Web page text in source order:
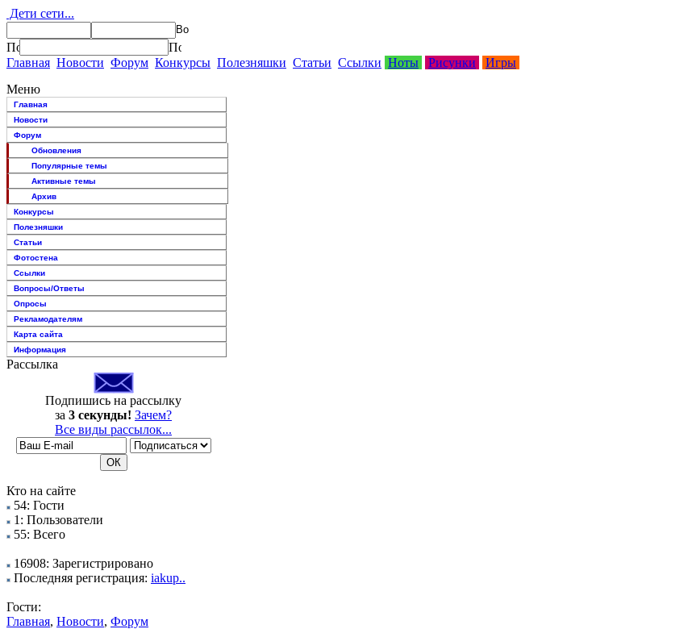
Дети сети...
Главная Новости Форум Конкурсы Полезняшки Статьи Ссылки Ноты Рисунки
Игры
Меню
Главная
Новости
Форум
Обновления
Популярные темы
Активные темы
Архив
Конкурсы
Полезняшки
Статьи
Фотостена
Ссылки
Вопросы/Ответы
Опросы
Рекламодателям
Карта сайта
Информация
Рассылка
Подпишись на рассылку
за 3 секунды! Зачем?
Все виды рассылок...
Кто на сайте
54: Гости
1: Пользователи
55: Всего
16908: Зарегистрировано
Последняя регистрация: iakup..
Гости:
Главная, Новости, Форум